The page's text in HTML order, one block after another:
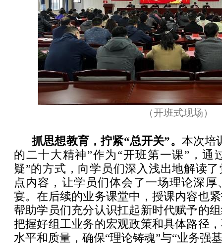
（开班式现场）
抓思想教育，拧紧“总开关”。 本次培
的二十大精神”作为“开班第一课”，通
疑”的方式，向学员们深入浅出地解读
点内容，让学员们体会了一场理论深
宴。在后续的业务课堂中，授课内容也
帮助学员们充分认识扛起新时代赋予的
把握好组工业务的宏观政策和具体路径
水平和质量，确保“理论铸魂”与“业务强